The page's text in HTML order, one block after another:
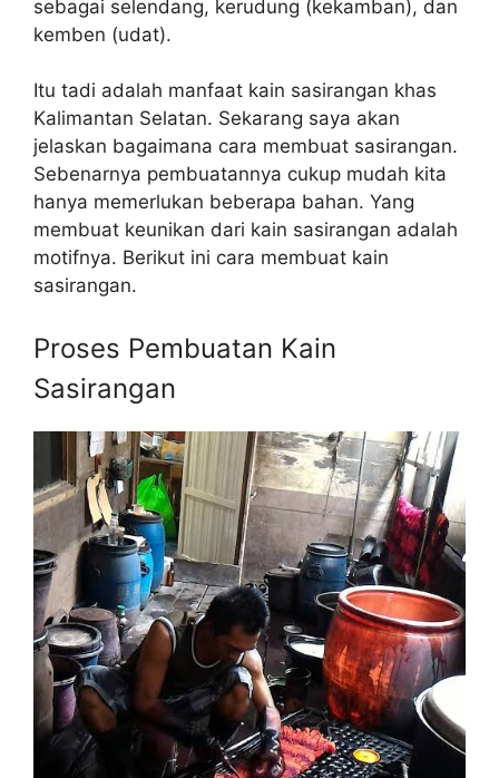
sebagai selendang, kerudung (kekamban), dan
kemben (udat).
Itu tadi adalah manfaat kain sasirangan khas
Kalimantan Selatan. Sekarang saya akan
jelaskan bagaimana cara membuat sasirangan.
Sebenarnya pembuatannya cukup mudah kita
hanya memerlukan beberapa bahan. Yang
membuat keunikan dari kain sasirangan adalah
motifnya. Berikut ini cara membuat kain
sasirangan.
Proses Pembuatan Kain
Sasirangan